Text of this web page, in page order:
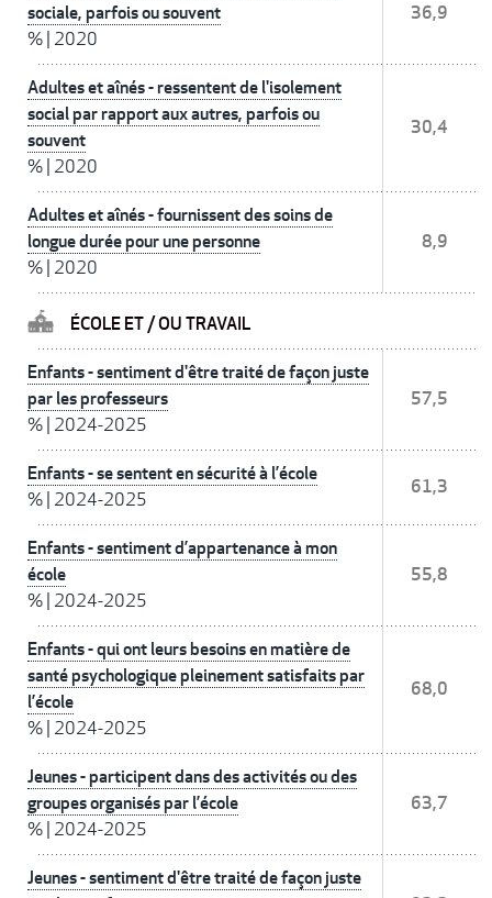
sociale, parfois ou souvent
% 2020
36,9
Adultes et aînés - ressentent de l'isolement
social par rapport aux autres, parfois ou
souvent
% 2020
30,4
Adultes et aînés - fournissent des soins de
longue durée pour une personne
% 2020
8,9
ÉCOLE ET / OU TRAVAIL
Enfants - sentiment d'être traité de façon juste
par les professeurs
% 2024-2025
57,5
Enfants - se sentent en sécurité à l’école
% 2024-2025
61,3
Enfants - sentiment d’appartenance à mon
école
% 2024-2025
55,8
Enfants - qui ont leurs besoins en matière de
santé psychologique pleinement satisfaits par
l’école
% 2024-2025
68,0
Jeunes - participent dans des activités ou des
groupes organisés par l’école
% 2024-2025
63,7
Jeunes - sentiment d'être traité de façon juste